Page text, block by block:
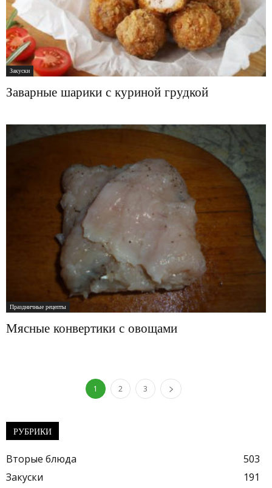
Закуски
Заварные шарики с куриной грудкой
Праздничные рецепты
Мясные конвертики с овощами
1 2 3
РУБРИКИ
Вторые блюда
503
Закуски
191